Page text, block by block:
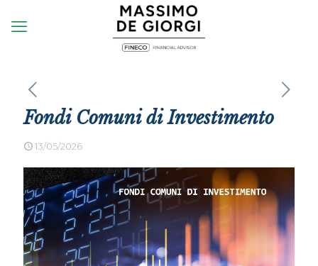
Fondi Comuni di Investimento
13/05/2026